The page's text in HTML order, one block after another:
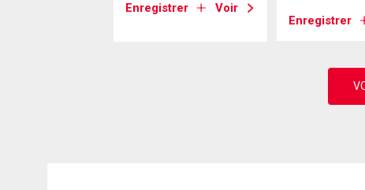
Enregistrer Voir
Enregistrer